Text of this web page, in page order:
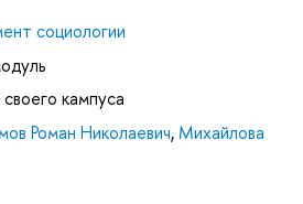
социологии
кампуса
Роман Николаевич, Михайлова